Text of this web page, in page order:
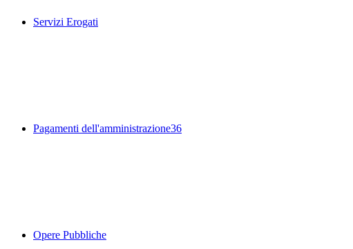
Servizi Erogati
Pagamenti dell'amministrazione36
Opere Pubbliche